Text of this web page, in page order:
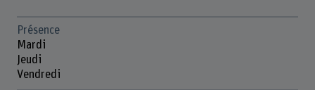
Présence
Mardi
Jeudi
Vendredi